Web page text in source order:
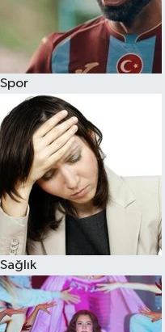
Spor
Sağlık
Sağlık
Siyaset
Teknoloji
Televizyon
Yaşam-Çevre